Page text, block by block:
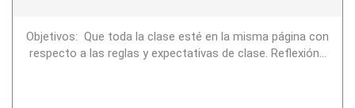
Objetivos: Que toda la clase esté en la misma página con
respecto a las reglas y expectativas de clase. Reflexión...